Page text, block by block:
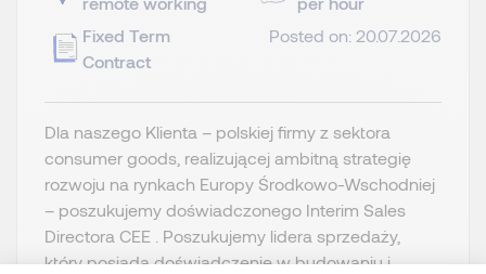
Fixed Term
Contract
Posted on: 20.07.2026
Dla naszego Klienta – polskiej firmy z sektora
consumer goods, realizującej ambitną strategię
rozwoju na rynkach Europy Środkowo-Wschodniej
– poszukujemy doświadczonego Interim Sales
Directora CEE . Poszukujemy lidera sprzedaży,
który posiada doświadczenie w budowaniu i